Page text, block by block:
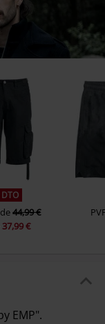
44,99 €
37,99 €
EMP".